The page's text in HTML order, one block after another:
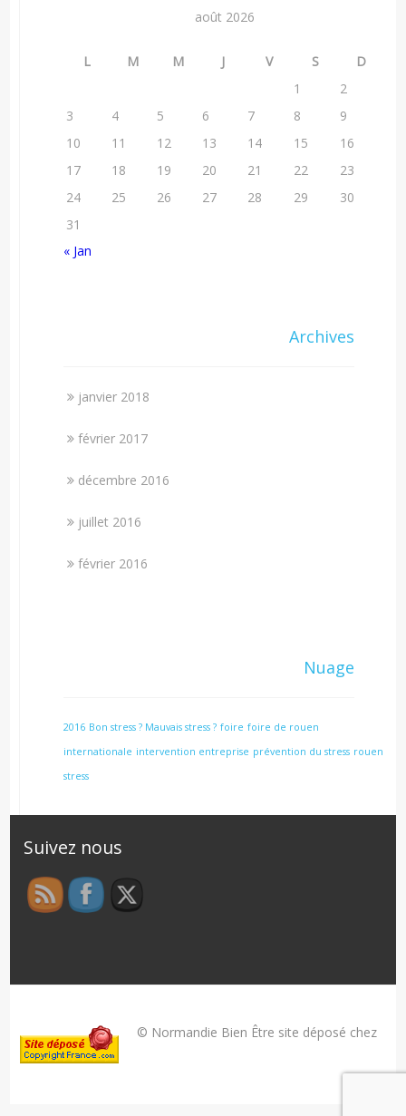
août 2026
L M M J V S
D
1
2
3
4 5 6 7 8
9
10
11 12 13 14 15
16
17
18 19 20 21 22
23
24
25 26 27 28 29
30
31
« Jan
Archives
janvier 2018
février 2017
décembre 2016
juillet 2016
février 2016
Nuage
2016 Bon stress ? Mauvais stress ? foire foire de rouen
internationale intervention entreprise prévention du stress rouen
stress
Suivez nous
© Normandie Bien Être site déposé chez